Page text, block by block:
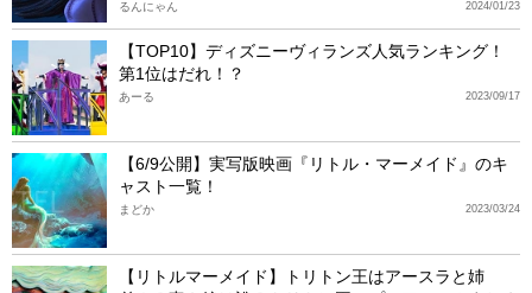
2024/01/23
るんにゃん
【TOP10】ディズニーヴィランズ人気ランキング！
第1位はだれ！？
2023/09/17
あーる
【6/9公開】実写版映画『リトル・マーメイド』のキ
ャスト一覧！
2023/03/24
まどか
【リトルマーメイド】トリトン王はアースラと姉